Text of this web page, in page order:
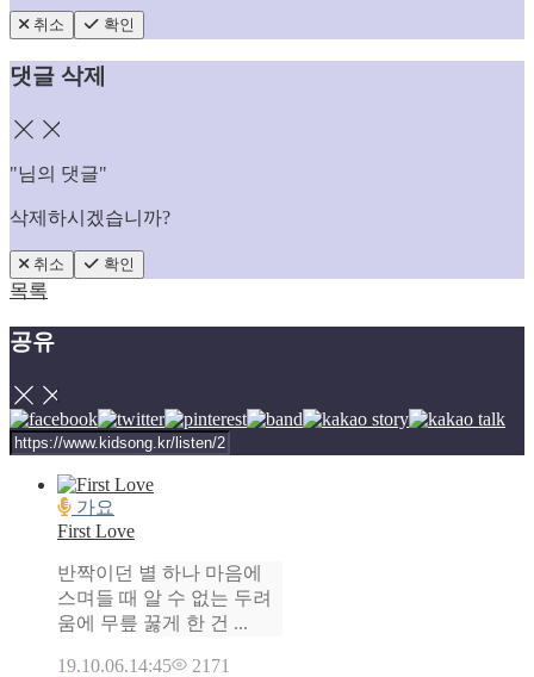
취소 확인
댓글 삭제
닫기
"님의 댓글"
삭제하시겠습니까?
취소 확인
목록
공유
닫기
가요
First Love
반짝이던 별 하나 마음에
스며들 때 알 수 없는 두려
움에 무릎 꿇게 한 건 ...
19.10.06.14:45 2171